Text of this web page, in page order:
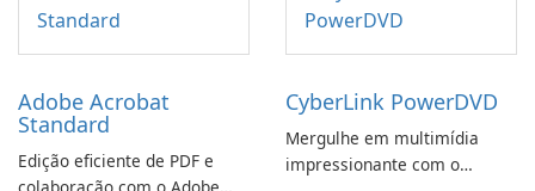
Adobe Acrobat
Standard
Edição eficiente de PDF e
CyberLink PowerDVD
Mergulhe em multimídia
impressionante com o